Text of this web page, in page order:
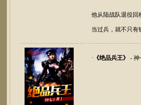
他从陆战队退役回
当过兵，就不只有
· 《绝品兵王》 - 神